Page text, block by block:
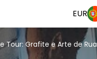
EUR
Tour: Grafite e Arte de Rua